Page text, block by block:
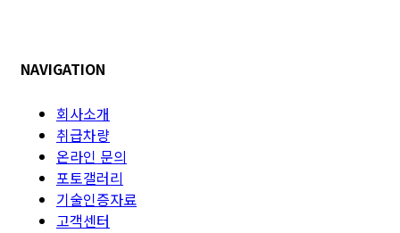
NAVIGATION
회사소개
취급차량
온라인 문의
포토갤러리
기술인증자료
고객센터